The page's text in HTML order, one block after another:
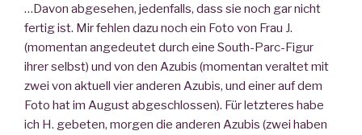
…Davon abgesehen, jedenfalls, dass sie noch gar nicht
fertig ist. Mir fehlen dazu noch ein Foto von Frau J.
(momentan angedeutet durch eine South-Parc-Figur
ihrer selbst) und von den Azubis (momentan veraltet mit
zwei von aktuell vier anderen Azubis, und einer auf dem
Foto hat im August abgeschlossen). Für letzteres habe
ich H. gebeten, morgen die anderen Azubis (zwei haben